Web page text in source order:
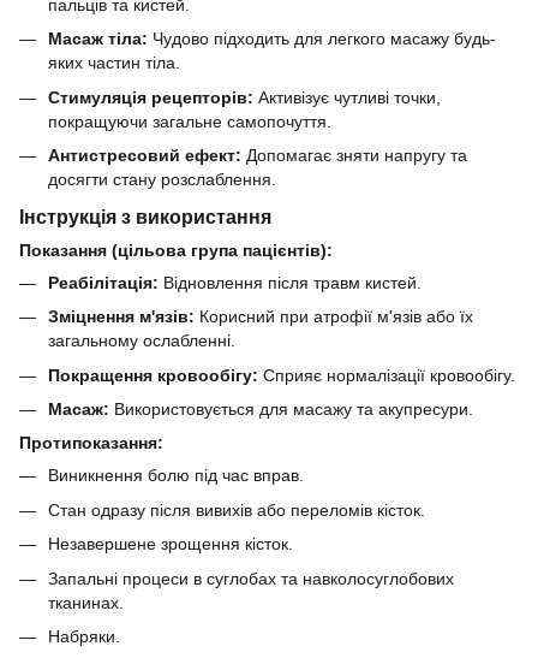
пальців та кистей.
Масаж тіла: Чудово підходить для легкого масажу будь-
яких частин тіла.
Стимуляція рецепторів: Активізує чутливі точки,
покращуючи загальне самопочуття.
Антистресовий ефект: Допомагає зняти напругу та
досягти стану розслаблення.
Інструкція з використання
Показання (цільова група пацієнтів):
Реабілітація: Відновлення після травм кистей.
Зміцнення м'язів: Корисний при атрофії м'язів або їх
загальному ослабленні.
Покращення кровообігу: Сприяє нормалізації кровообігу.
Масаж: Використовується для масажу та акупресури.
Протипоказання:
Виникнення болю під час вправ.
Стан одразу після вивихів або переломів кісток.
Незавершене зрощення кісток.
Запальні процеси в суглобах та навколосуглобових
тканинах.
Набряки.